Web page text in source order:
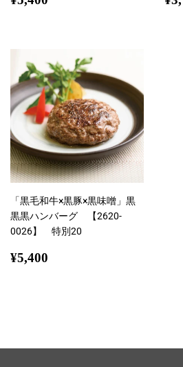
「黒毛和牛×黒豚×黒味噌」黒
黒黒ハンバーグ 【2620-
0026】 特別20
通
¥5,400